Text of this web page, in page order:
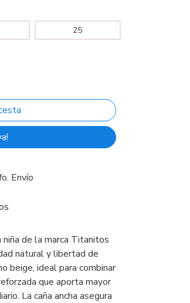
25
Envío
de la marca Titanitos
natural y libertad de
beige, ideal para combinar
que aporta mayor
La caña ancha asegura